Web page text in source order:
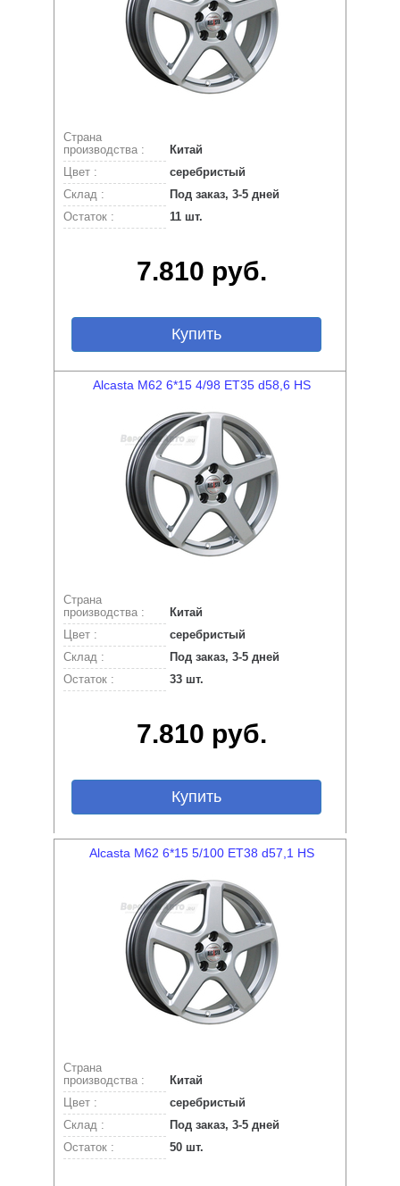
Страна
производства :
Китай
Цвет :
серебристый
Склад :
Под заказ, 3-5 дней
Остаток :
11 шт.
7.810 руб.
Купить
Alcasta M62 6*15 4/98 ET35 d58,6 HS
Страна
производства :
Китай
Цвет :
серебристый
Склад :
Под заказ, 3-5 дней
Остаток :
33 шт.
7.810 руб.
Купить
Alcasta M62 6*15 5/100 ET38 d57,1 HS
Страна
производства :
Китай
Цвет :
серебристый
Склад :
Под заказ, 3-5 дней
Остаток :
50 шт.